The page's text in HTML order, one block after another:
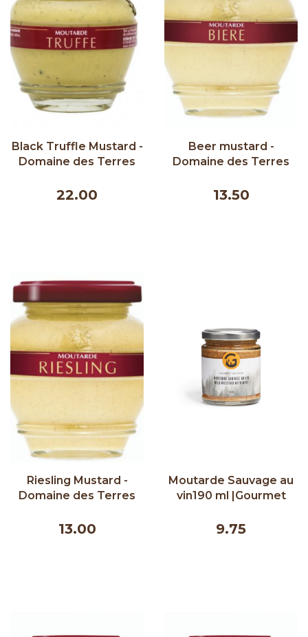
Black Truffle Mustard -
Domaine des Terres
22.00
Beer mustard -
Domaine des Terres
13.50
Riesling Mustard -
Domaine des Terres
13.00
Moutarde Sauvage au
vin190 ml |Gourmet
9.75